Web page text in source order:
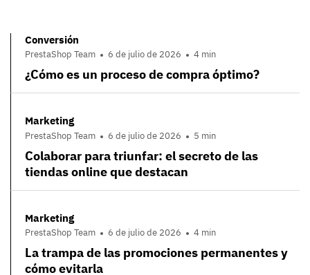
Conversión
PrestaShop Team 6 de julio de 2026 4 min
¿Cómo es un proceso de compra óptimo?
Marketing
PrestaShop Team 6 de julio de 2026 5 min
Colaborar para triunfar: el secreto de las
tiendas online que destacan
Marketing
PrestaShop Team 6 de julio de 2026 4 min
La trampa de las promociones permanentes y
cómo evitarla